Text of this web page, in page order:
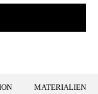
MATERIALIEN